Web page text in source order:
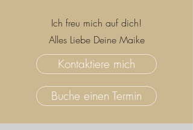
Ich freu mich auf dich!
Alles Liebe Deine Maike
Kontaktiere mich
Buche einen Termin